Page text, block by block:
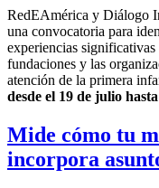
RedEAmérica y Diálogo
una convocatoria para
experiencias significativas
fundaciones y las
atención de la primera
desde el 19 de julio
Mide cómo tu
incorpora